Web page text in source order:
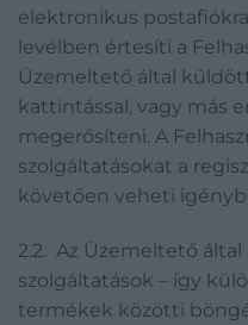
elektronikus
levélben értesíti a
Üzemeltető által
kattintással, vagy más
megerősíteni. A
szolgáltatásokat a
követően veheti
2.2. Az Üzemeltető
szolgáltatások – így
termékek közötti